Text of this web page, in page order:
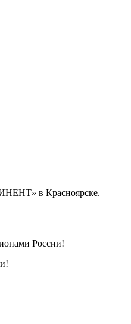
в Красноярске.
России!